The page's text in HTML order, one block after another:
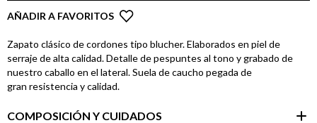
AÑADIR A FAVORITOS
Zapato clásico de cordones tipo blucher. Elaborados en piel de
serraje de alta calidad. Detalle de pespuntes al tono y grabado de
nuestro caballo en el lateral. Suela de caucho pegada de
gran resistencia y calidad.
COMPOSICIÓN Y CUIDADOS